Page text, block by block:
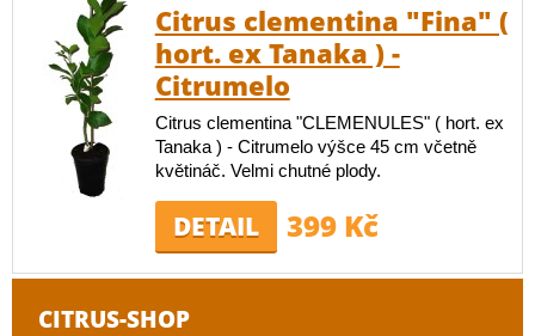
Citrus clementina "Fina" (
hort. ex Tanaka ) -
Citrumelo
Citrus clementina "CLEMENULES" ( hort. ex
Tanaka ) - Citrumelo výšce 45 cm včetně
květináč. Velmi chutné plody.
DETAIL 399 Kč
CITRUS-SHOP